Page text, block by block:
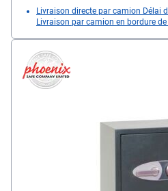
Livraison directe par camion Délai
Livraison par camion en bordure